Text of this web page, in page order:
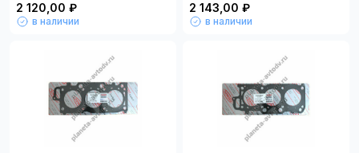
2 120,00 ₽
в наличии
2 143,00 ₽
в наличии